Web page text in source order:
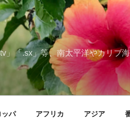
「.sx」等、南太平洋やカリブ
ッパ アフリカ アジア